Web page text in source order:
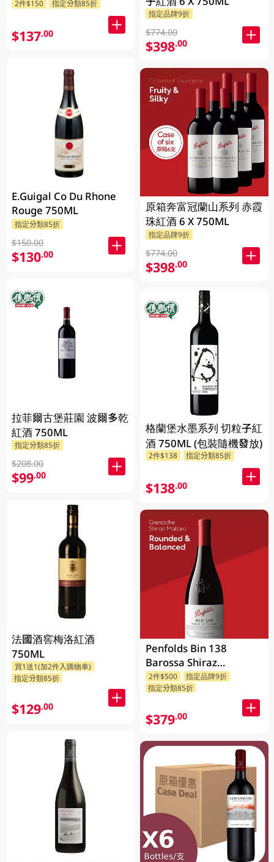
2件$150 指定分類85折
$137.00
E.Guigal Co Du Rhone
Rouge 750ML
指定分類85折
$150.00
$130.00
拉菲爾古堡莊園 波爾多乾
紅酒 750ML
指定分類85折
$208.00
$99.00
法國酒窖梅洛紅酒
750ML
買1送1(加2件入購物車)
指定分類85折
$129.00
指定品牌9折
$774.00
$398.00
原箱奔富冠蘭山系列 赤霞
珠紅酒 6 X 750ML
指定品牌9折
$774.00
$398.00
格蘭堡水墨系列 切粒子紅
酒 750ML (包裝隨機發放)
2件$138 指定分類85折
$138.00
Penfolds Bin 138
Barossa Shiraz
Grenache Mataro
750ML
2件$500
指定品牌9折
指定分類85折
$379.00